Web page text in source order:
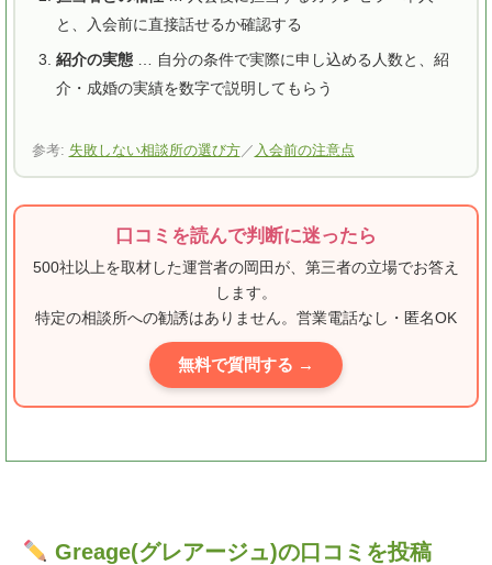
と、入会前に直接話せるか確認する
紹介の実態… 自分の条件で実際に申し込める人数と、紹
介・成婚の実績を数字で説明してもらう
参考: 失敗しない相談所の選び方／ 入会前の注意点
口コミを読んで判断に迷ったら
500社以上を取材した運営者の岡田が、第三者の立場でお答え
します。
特定の相談所への勧誘はありません。営業電話なし・匿名OK
無料で質問する →
Greage(グレアージュ)の口コミを投稿